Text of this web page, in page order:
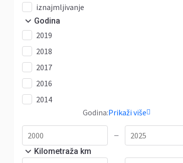
iznajmljivanje
Godina
2019
2018
2017
2016
2014
Godina:Prikaži više
—
Kilometraža km